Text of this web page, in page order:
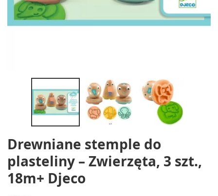
Drewniane stemple do
plasteliny – Zwierzęta, 3 szt.,
18m+ Djeco